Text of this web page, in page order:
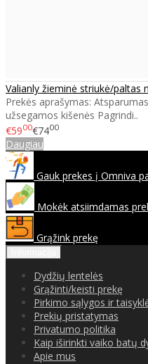
Valianly žieminė striukė/paltas
Prekės aprašymas:
užsegamos kišenės Pagrindi..
€5900€7400
Daugiau
Gauk prekes į Omniva
Mokėk atsiimdamas
Grąžink prekę
Dydžių lentelės
Grąžinti/keisti prekę
Pirkimo sąlygos ir
Prekių pristatymas
Privatumo politika
Kaip iširinkti vaiko batų
Apie mus